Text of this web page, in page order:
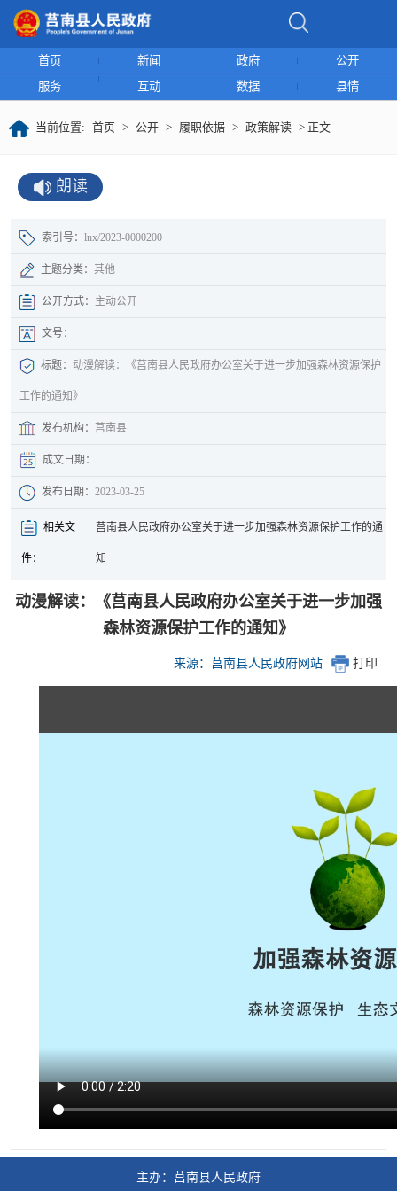
首页 新闻 政府
公开
服务
互动 数据 县情
当前位置: 首页 > 公开 > 履职依据 > 政策解读 > 正文
朗读
索引号： lnx/2023-0000200
主题分类： 其他
公开方式： 主动公开
文号：
标题： 动漫解读：《莒南县人民政府办公室关于进一步加强森林资源保护
工作的通知》
发布机构： 莒南县
成文日期：
发布日期： 2023-03-25
相关文
件：
莒南县人民政府办公室关于进一步加强森林资源保护工作的通
知
动漫解读：《莒南县人民政府办公室关于进一步加强
森林资源保护工作的通知》
来源：莒南县人民政府网站 打印
主办：莒南县人民政府